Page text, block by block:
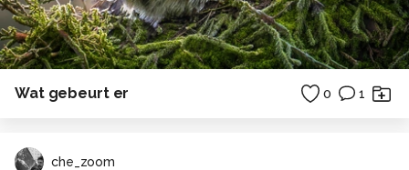
Wat gebeurt er 0 1
che_zoom